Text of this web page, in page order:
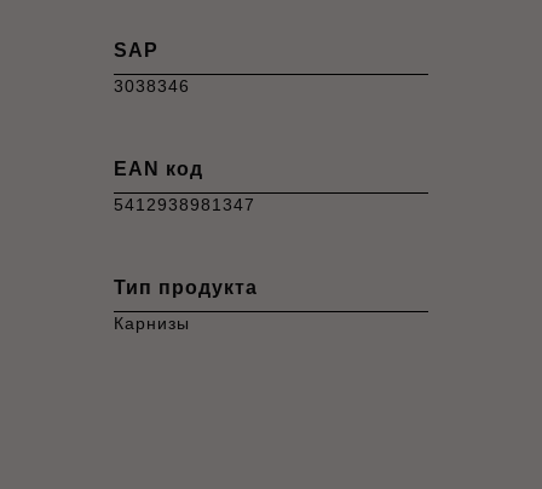
SAP
3038346
EAN код
5412938981347
Тип продукта
Карнизы